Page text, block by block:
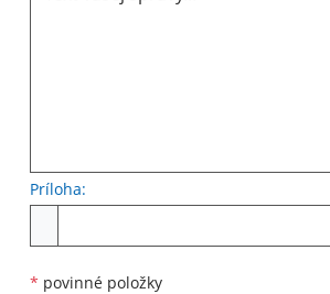
Príloha:
* povinné položky